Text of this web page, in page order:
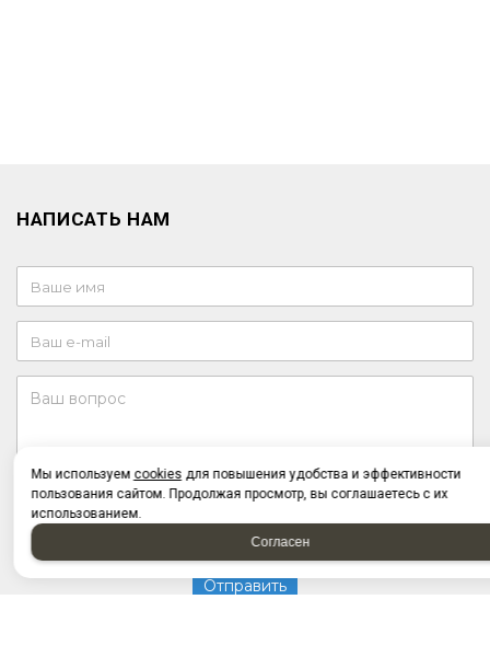
НАПИСАТЬ НАМ
Отправляя форму, я соглашаюсь cполитикой
конфиденциальности
Отправляя форму, я даю согласие на
персональных данных
Мы используем cookies для повышения удобства и эффективности
пользования сайтом. Продолжая просмотр, вы соглашаетесь с их
использованием.
Согласен